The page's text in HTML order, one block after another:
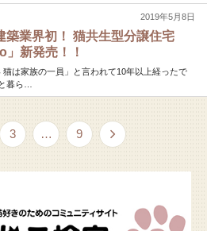
2019年5月8日
築業界初！ 猫共生型分譲住宅
」新発売！！
猫は家族の一員」と言われて10年以上経ったで
暮ら…
3 … 9